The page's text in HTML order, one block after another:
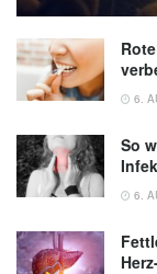
6.
So
6.